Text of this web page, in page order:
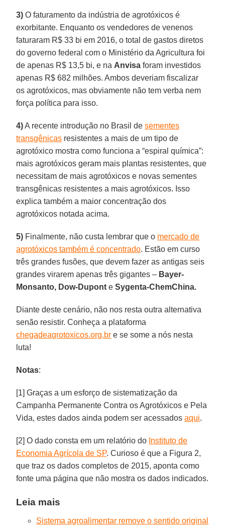
3) O faturamento da indústria de agrotóxicos é
exorbitante. Enquanto os vendedores de venenos
faturaram R$ 33 bi em 2016, o total de gastos diretos
do governo federal com o Ministério da Agricultura foi
de apenas R$ 13,5 bi, e na Anvisa foram investidos
apenas R$ 682 milhões. Ambos deveriam fiscalizar
os agrotóxicos, mas obviamente não tem verba nem
força política para isso.
4)A recente introdução no Brasil desementes
transgênicas resistentes a mais de um tipo de
agrotóxico mostra como funciona a “espiral química”:
mais agrotóxicos geram mais plantas resistentes, que
necessitam de mais agrotóxicos e novas sementes
transgênicas resistentes a mais agrotóxicos. Isso
explica também a maior concentração dos
agrotóxicos notada acima.
5) Finalmente, não custa lembrar que o mercado de
agrotóxicos também é concentrado. Estão em curso
três grandes fusões, que devem fazer as antigas seis
grandes virarem apenas três gigantes – Bayer-
Monsanto, Dow-Dupont eSygenta-ChemChina.
Diante deste cenário, não nos resta outra alternativa
senão resistir. Conheça a plataforma
chegadeagrotoxicos.org.br e se some a nós nesta
luta!
Notas:
[1] Graças a um esforço de sistematização da
Campanha Permanente Contra os Agrotóxicos e Pela
Vida, estes dados ainda podem ser acessadosaqui.
[2] O dado consta em um relatório do Instituto de
Economia Agrícola de SP. Curioso é que a Figura 2,
que traz os dados completos de 2015, aponta como
fonte uma página que não mostra os dados indicados.
Leia mais
Sistema agroalimentar remove o sentido original